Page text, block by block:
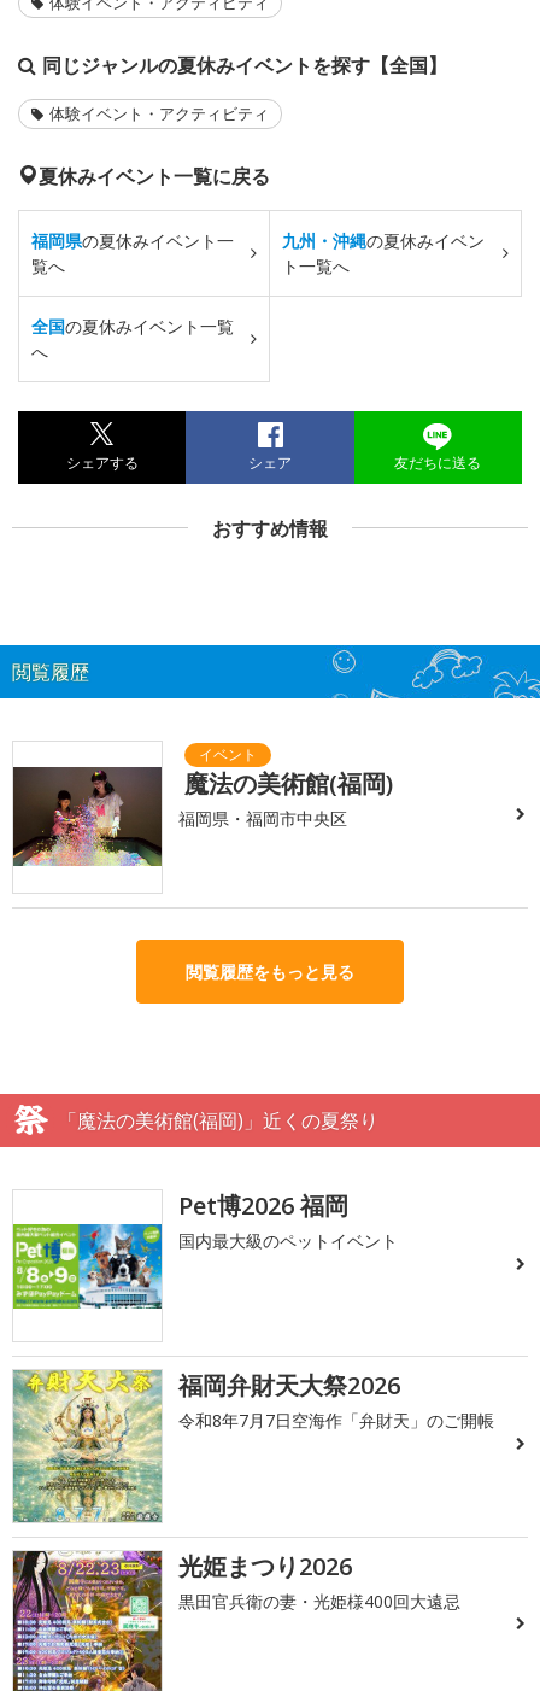
同じジャンルの夏休みイベントを探す【全国】
体験イベント・アクティビティ
夏休みイベント一覧に戻る
福岡県の夏休みイベント一
覧へ
九州・沖縄の夏休みイベン
ト一覧へ
全国の夏休みイベント一覧
へ
シェアする シェア 友だちに送る
おすすめ情報
閲覧履歴
魔法の美術館(福岡)
福岡県・福岡市中央区
閲覧履歴をもっと見る
「魔法の美術館(福岡)」近くの夏祭り
Pet博2026 福岡
国内最大級のペットイベント
福岡弁財天大祭2026
令和8年7月7日空海作「弁財天」のご開帳
光姫まつり2026
黒田官兵衛の妻・光姫様400回大遠忌